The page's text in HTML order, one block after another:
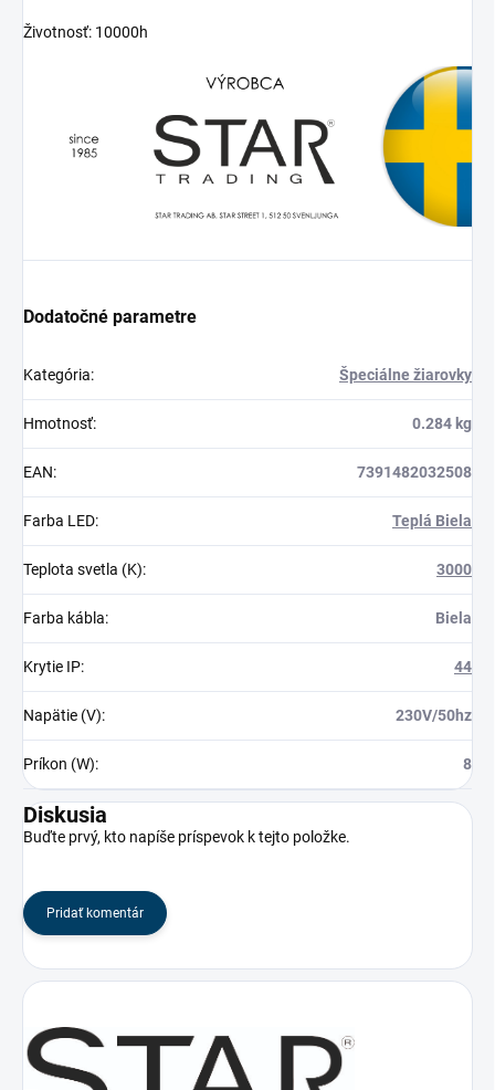
Životnosť: 10000h
Dodatočné parametre
Kategória: Špeciálne žiarovky
Hmotnosť: 0.284 kg
EAN: 7391482032508
Farba LED: Teplá Biela
Teplota svetla (K): 3000
Farba kábla: Biela
Krytie IP: 44
Napätie (V): 230V/50hz
Príkon (W): 8
Diskusia
Buďte prvý, kto napíše príspevok k tejto položke.
Pridať komentár